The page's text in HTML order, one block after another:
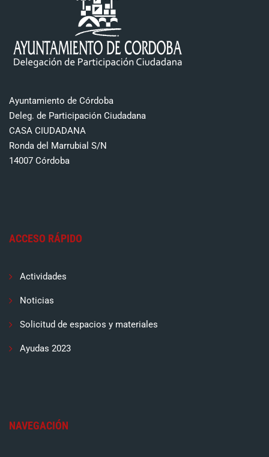
Ayuntamiento de Córdoba
Deleg. de Participación Ciudadana
CASA CIUDADANA
Ronda del Marrubial S/N
14007 Córdoba
ACCESO RÁPIDO
Actividades
Noticias
Solicitud de espacios y materiales
Ayudas 2023
NAVEGACIÓN